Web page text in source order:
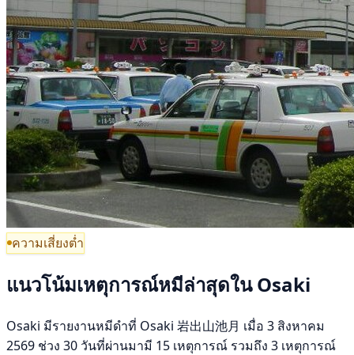
ความเสี่ยงต่ำ
แนวโน้มเหตุการณ์หมีล่าสุดใน Osaki
Osaki มีรายงานหมีดำที่ Osaki 岩出山池月 เมื่อ 3 สิงหาคม
2569 ช่วง 30 วันที่ผ่านมามี 15 เหตุการณ์ รวมถึง 3 เหตุการณ์